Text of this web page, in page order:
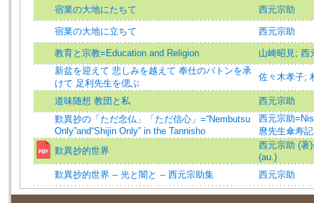
宿業の大地にたちて 西元宗助
宿業の大地に立ちて 西元宗助
教育と宗教=Education and Religion 山崎昭見; 西
新盆を迎えて 悲しみを越えて 奉仕のバトンを承
けて 足利先生を偲ぶ
佐々木孝子;
道味随想 教団と私
西元宗助
歎異抄の「ただ念仏」「ただ信心」=“Nembutsu
Only”and“Shijin Only” in the Tannisho
西元宗助
麿先生傘寿
歎異抄的世界
西元宗助 (著
(au.)
歎異抄的世界 -- 光と闇と -- 西元宗助集
西元宗助